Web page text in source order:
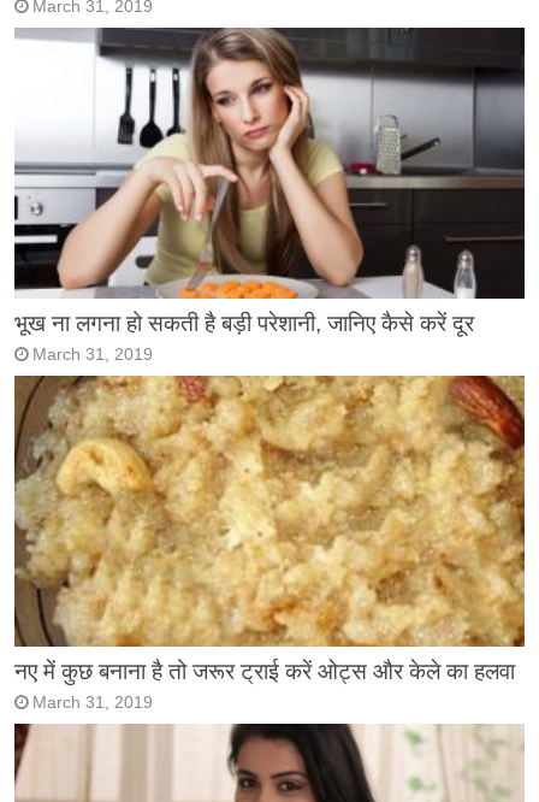
March 31, 2019
भूख ना लगना हो सकती है बड़ी परेशानी, जानिए कैसे करें दूर
March 31, 2019
नए में कुछ बनाना है तो जरूर ट्राई करें ओट्स और केले का हलवा
March 31, 2019